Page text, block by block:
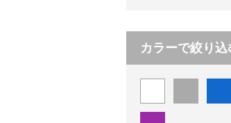
カラーで絞り込